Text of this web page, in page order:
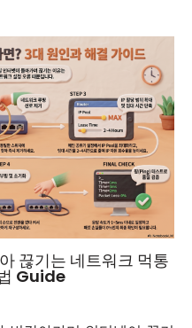
끊기는 네트워크 먹통
Guide